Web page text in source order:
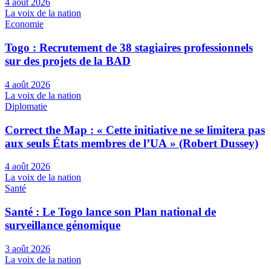
4 août 2026
La voix de la nation
Economie
Togo : Recrutement de 38 stagiaires professionnels
sur des projets de la BAD
4 août 2026
La voix de la nation
Diplomatie
Correct the Map : « Cette initiative ne se limitera pas
aux seuls États membres de l’UA » (Robert Dussey)
4 août 2026
La voix de la nation
Santé
Santé : Le Togo lance son Plan national de
surveillance génomique
3 août 2026
La voix de la nation